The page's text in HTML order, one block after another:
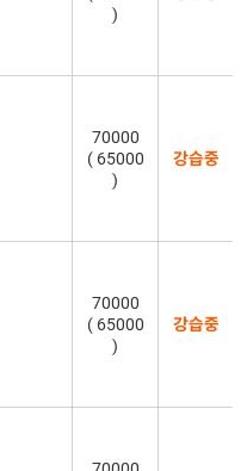
)
70000
( 65000
)
강습중
70000
( 65000
)
강습중